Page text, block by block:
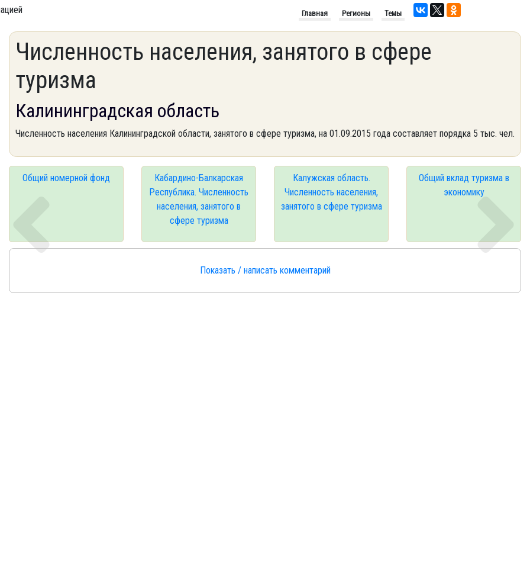
Главная Регионы Темы
Численность населения, занятого в сфере
туризма
Калининградская область
Численность населения Калининградской области, занятого в сфере туризма, на 01.09.2015 года составляет порядка 5 тыс. чел.
Общий номерной фонд
Кабардино-Балкарская
Республика. Численность
населения, занятого в
сфере туризма
Калужская область.
Численность населения,
занятого в сфере туризма
Общий вклад туризма в
экономику
Показать / написать комментарий